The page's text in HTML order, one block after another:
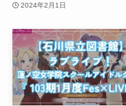
2024年2月1日